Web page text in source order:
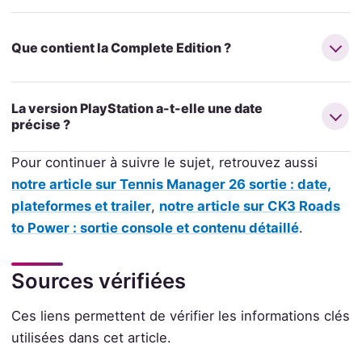
Que contient la Complete Edition ?
La version PlayStation a-t-elle une date
précise ?
Pour continuer à suivre le sujet, retrouvez aussi
notre article sur Tennis Manager 26 sortie : date,
plateformes et trailer, notre article sur CK3 Roads
to Power : sortie console et contenu détaillé.
Sources vérifiées
Ces liens permettent de vérifier les informations clés
utilisées dans cet article.